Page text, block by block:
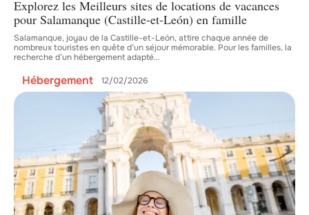
Explorez les Meilleurs sites de locations de vacances
pour Salamanque (Castille-et-León) en famille
Salamanque, joyau de la Castille-et-León, attire chaque année de
nombreux touristes en quête d’un séjour mémorable. Pour les familles, la
recherche d’un hébergement adapté…
Hébergement 12/02/2026